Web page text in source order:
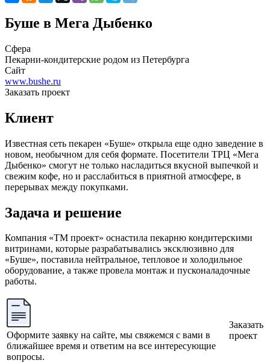
Буше в Мега Дыбенко
Сфера
Пекарни-кондитерские родом из Петербурга
Сайт
www.bushe.ru
Заказать проект
Клиент
Известная сеть пекарен «Буше» открыла еще одно заведение в
новом, необычном для себя формате. Посетители ТРЦ «Мега
Дыбенко» смогут не только насладиться вкусной выпечкой и
свежим кофе, но и расслабиться в приятной атмосфере, в
перерывах между покупками.
Задача и решение
Компания «ТМ проект» оснастила пекарню кондитерскими
витринами, которые разрабатывались эксклюзивно для
«Буше», поставила нейтральное, тепловое и холодильное
оборудование, а также провела монтаж и пусконаладочные
работы.
Оформите заявку на сайте, мы свяжемся с вами в
ближайшее время и ответим на все интересующие
вопросы.
Заказать
проект